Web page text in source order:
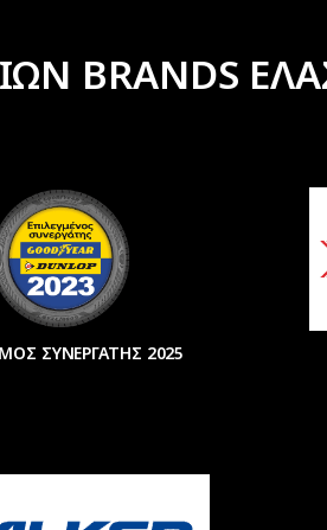
BRANDS
ΣΥΝΕΡΓΑΤΗΣ 2025